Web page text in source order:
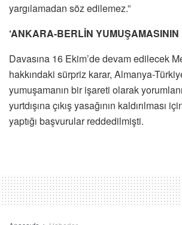
yargılamadan söz edilemez.”
‘ANKARA-BERLİN YUMUŞAMASININ
Davasına 16 Ekim’de devam edilecek
hakkındaki sürpriz karar, Almanya-
yumuşamanın bir işareti olarak
yurtdışına çıkış yasağının kaldırılması
yaptığı başvurular reddedilmişti.